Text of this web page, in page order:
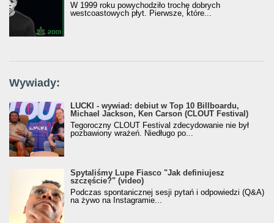
W 1999 roku powychodziło trochę dobrych
westcoastowych płyt. Pierwsze, które...
Wywiady:
LUCKI - wywiad: debiut w Top 10 Billboardu,
Michael Jackson, Ken Carson (CLOUT Festival)
Tegoroczny CLOUT Festival zdecydowanie nie był
pozbawiony wrażeń. Niedługo po...
Spytaliśmy Lupe Fiasco "Jak definiujesz
szczęście?" (video)
Podczas spontanicznej sesji pytań i odpowiedzi (Q&A)
na żywo na Instagramie...